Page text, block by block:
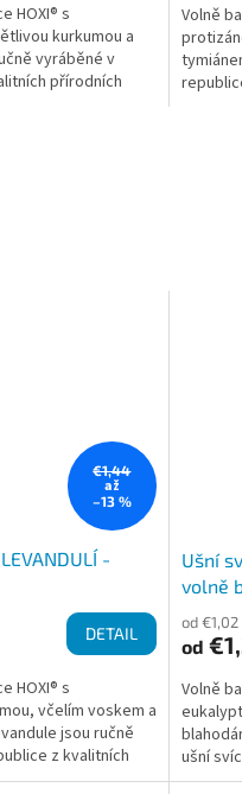
HOXI® s
kurkumou a
vyráběné v
přírodních
Volně
€1,44
až
–13 %
-
DETAIL
HOXI® s
včelím voskem a
jsou ručně
z kvalitních
Ušní
volně
od
od
Volně
ušní